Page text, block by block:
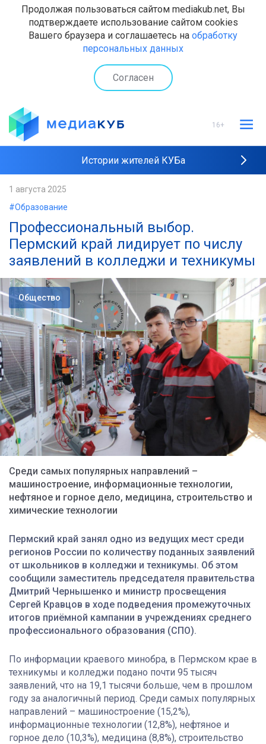
Продолжая пользоваться сайтом mediakub.net, Вы
подтверждаете использование сайтом cookies
Вашего браузера и соглашаетесь на обработку
персональных данных
Согласен
16+
Истории жителей КУБа
1 августа 2025
#Образование
Профессиональный выбор.
Пермский край лидирует по числу
заявлений в колледжи и техникумы
Общество
Среди самых популярных направлений –
машиностроение, информационные технологии,
нефтяное и горное дело, медицина, строительство и
химические технологии
Пермский край занял одно из ведущих мест среди
регионов России по количеству поданных заявлений
от школьников в колледжи и техникумы. Об этом
сообщили заместитель председателя правительства
Дмитрий Чернышенко и министр просвещения
Сергей Кравцов в ходе подведения промежуточных
итогов приёмной кампании в учреждениях среднего
профессионального образования (СПО).
По информации краевого минобра, в Пермском крае в
техникумы и колледжи подано почти 95 тысяч
заявлений, что на 19,1 тысячи больше, чем в прошлом
году за аналогичный период. Среди самых популярных
направлений – машиностроение (15,2%),
информационные технологии (12,8%), нефтяное и
горное дело (10,3%), медицина (8,8%), строительство